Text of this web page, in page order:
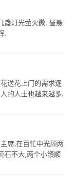
盏灯光萤火微. 昼悬
.
送花上门的需求逐
的人士也越来越多.
席,在百忙中光顾两
石不大,两个小镇顺